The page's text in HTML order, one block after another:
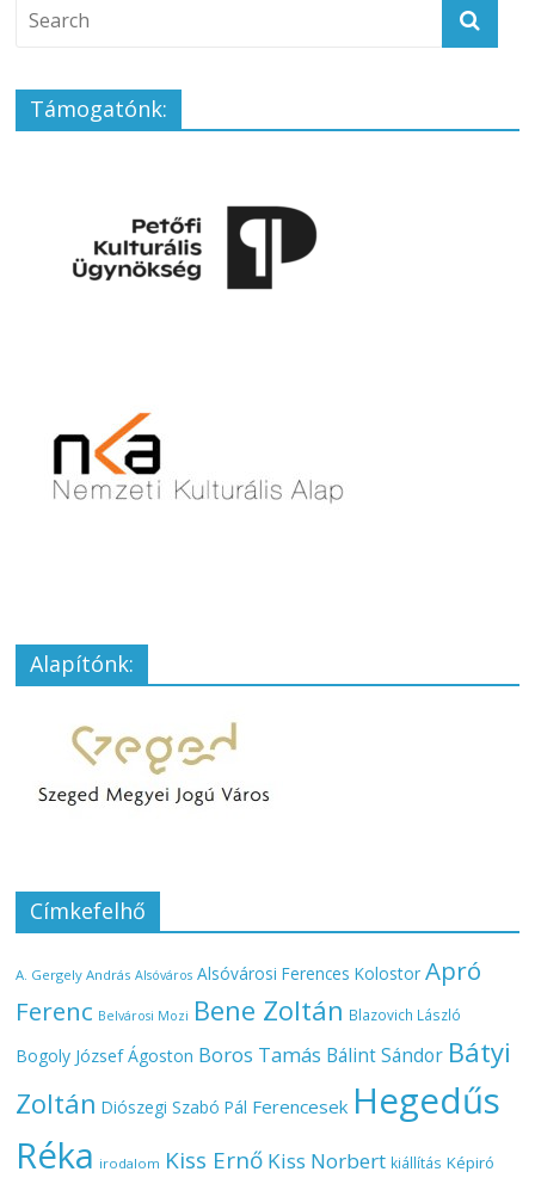
Támogatónk:
Alapítónk:
Címkefelhő
A. Gergely András Alsóváros Alsóvárosi Ferences Kolostor Apró
Ferenc Belvárosi Mozi Bene Zoltán Blazovich László
Bogoly József Ágoston Boros Tamás Bálint Sándor Bátyi
Zoltán Diószegi Szabó Pál Ferencesek Hegedűs
Réka irodalom Kiss Ernő Kiss Norbert kiállítás Képiró